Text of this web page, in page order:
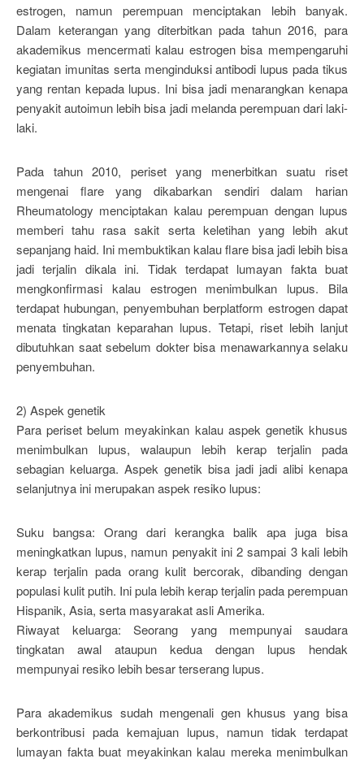
estrogen, namun perempuan menciptakan lebih banyak.
Dalam keterangan yang diterbitkan pada tahun 2016, para
akademikus mencermati kalau estrogen bisa mempengaruhi
kegiatan imunitas serta menginduksi antibodi lupus pada tikus
yang rentan kepada lupus. Ini bisa jadi menarangkan kenapa
penyakit autoimun lebih bisa jadi melanda perempuan dari laki-
laki.
Pada tahun 2010, periset yang menerbitkan suatu riset
mengenai flare yang dikabarkan sendiri dalam harian
Rheumatology menciptakan kalau perempuan dengan lupus
memberi tahu rasa sakit serta keletihan yang lebih akut
sepanjang haid. Ini membuktikan kalau flare bisa jadi lebih bisa
jadi terjalin dikala ini. Tidak terdapat lumayan fakta buat
mengkonfirmasi kalau estrogen menimbulkan lupus. Bila
terdapat hubungan, penyembuhan berplatform estrogen dapat
menata tingkatan keparahan lupus. Tetapi, riset lebih lanjut
dibutuhkan saat sebelum dokter bisa menawarkannya selaku
penyembuhan.
2) Aspek genetik
Para periset belum meyakinkan kalau aspek genetik khusus
menimbulkan lupus, walaupun lebih kerap terjalin pada
sebagian keluarga. Aspek genetik bisa jadi jadi alibi kenapa
selanjutnya ini merupakan aspek resiko lupus:
Suku bangsa: Orang dari kerangka balik apa juga bisa
meningkatkan lupus, namun penyakit ini 2 sampai 3 kali lebih
kerap terjalin pada orang kulit bercorak, dibanding dengan
populasi kulit putih. Ini pula lebih kerap terjalin pada perempuan
Hispanik, Asia, serta masyarakat asli Amerika.
Riwayat keluarga: Seorang yang mempunyai saudara
tingkatan awal ataupun kedua dengan lupus hendak
mempunyai resiko lebih besar terserang lupus.
Para akademikus sudah mengenali gen khusus yang bisa
berkontribusi pada kemajuan lupus, namun tidak terdapat
lumayan fakta buat meyakinkan kalau mereka menimbulkan